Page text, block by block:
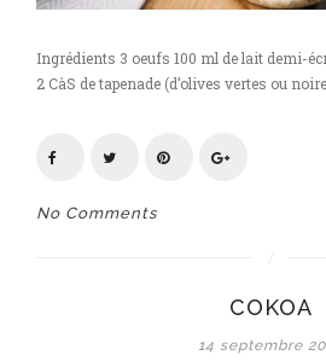
Ingrédients 3 oeufs 100 ml de lait demi-
2 CàS de tapenade (d’olives vertes ou
No Comments
COKOA
14 septembre